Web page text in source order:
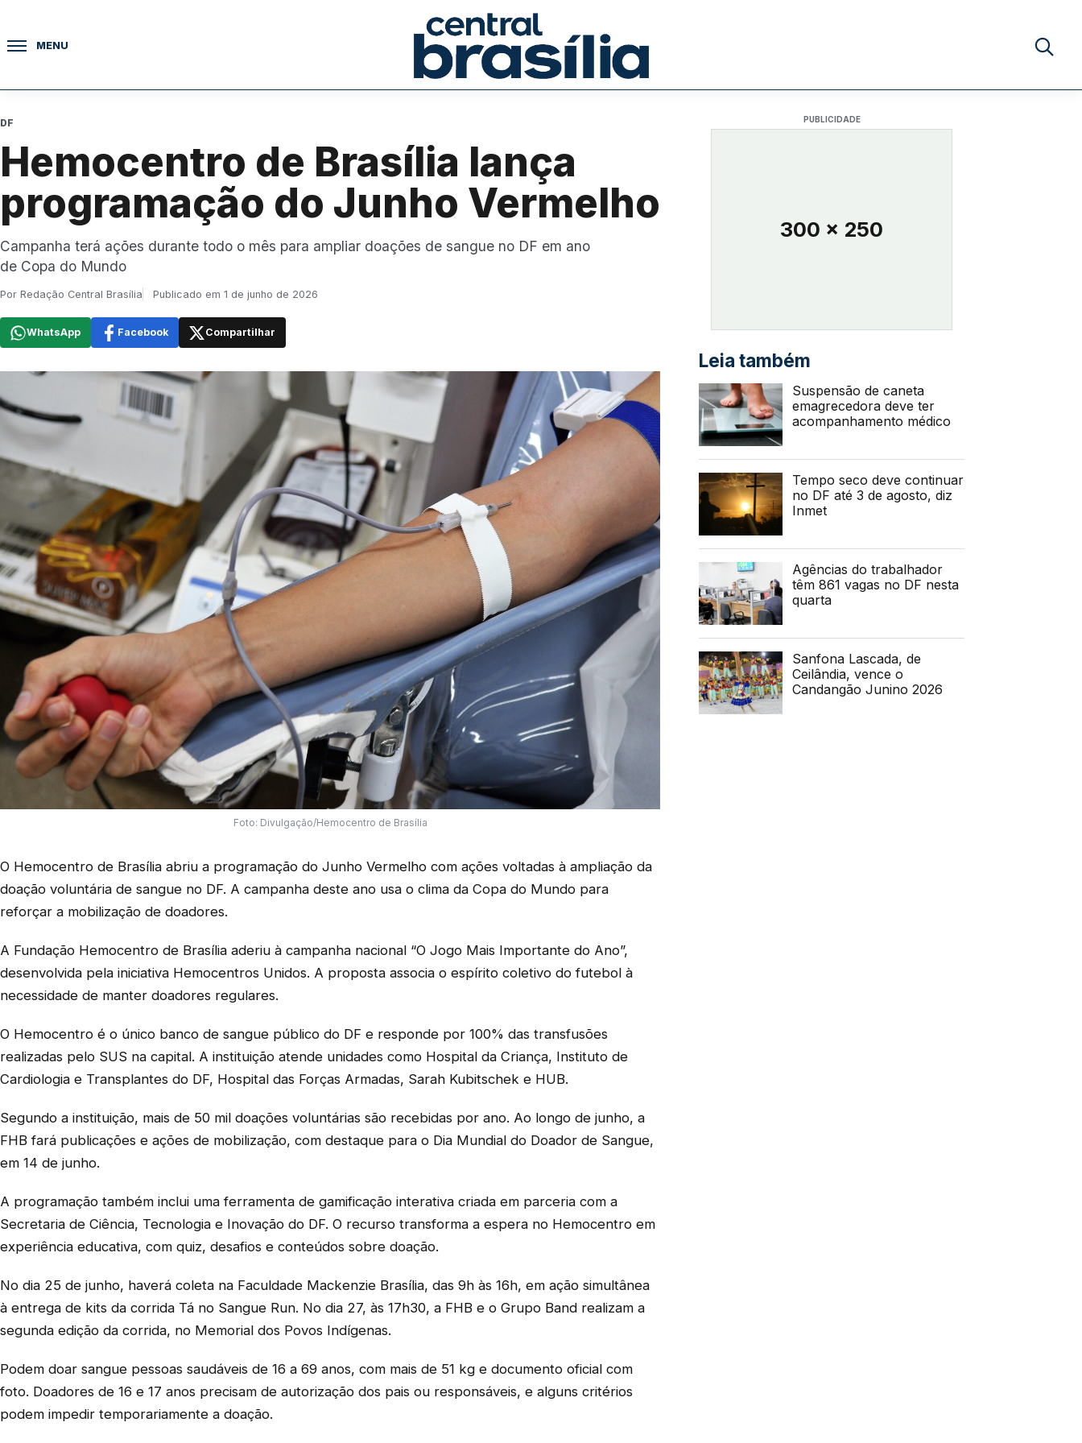
MENU
Buscar
DF
Hemocentro de Brasília lança
programação do Junho Vermelho
Campanha terá ações durante todo o mês para ampliar doações de sangue no DF em ano
de Copa do Mundo
Por Redação Central Brasília Publicado em 1 de junho de 2026
WhatsApp Facebook Compartilhar
Foto: Divulgação/Hemocentro de Brasília
O Hemocentro de Brasília abriu a programação do Junho Vermelho com ações voltadas à ampliação da
doação voluntária de sangue no DF. A campanha deste ano usa o clima da Copa do Mundo para
reforçar a mobilização de doadores.
A Fundação Hemocentro de Brasília aderiu à campanha nacional “O Jogo Mais Importante do Ano”,
desenvolvida pela iniciativa Hemocentros Unidos. A proposta associa o espírito coletivo do futebol à
necessidade de manter doadores regulares.
O Hemocentro é o único banco de sangue público do DF e responde por 100% das transfusões
realizadas pelo SUS na capital. A instituição atende unidades como Hospital da Criança, Instituto de
Cardiologia e Transplantes do DF, Hospital das Forças Armadas, Sarah Kubitschek e HUB.
Segundo a instituição, mais de 50 mil doações voluntárias são recebidas por ano. Ao longo de junho, a
FHB fará publicações e ações de mobilização, com destaque para o Dia Mundial do Doador de Sangue,
em 14 de junho.
A programação também inclui uma ferramenta de gamificação interativa criada em parceria com a
Secretaria de Ciência, Tecnologia e Inovação do DF. O recurso transforma a espera no Hemocentro em
experiência educativa, com quiz, desafios e conteúdos sobre doação.
No dia 25 de junho, haverá coleta na Faculdade Mackenzie Brasília, das 9h às 16h, em ação simultânea
à entrega de kits da corrida Tá no Sangue Run. No dia 27, às 17h30, a FHB e o Grupo Band realizam a
segunda edição da corrida, no Memorial dos Povos Indígenas.
Podem doar sangue pessoas saudáveis de 16 a 69 anos, com mais de 51 kg e documento oficial com
foto. Doadores de 16 e 17 anos precisam de autorização dos pais ou responsáveis, e alguns critérios
podem impedir temporariamente a doação.
PUBLICIDADE
300 x 250
Leia também
Suspensão de caneta
emagrecedora deve ter
acompanhamento médico
Tempo seco deve continuar
no DF até 3 de agosto, diz
Inmet
Agências do trabalhador
têm 861 vagas no DF nesta
quarta
Sanfona Lascada, de
Ceilândia, vence o
Candangão Junino 2026